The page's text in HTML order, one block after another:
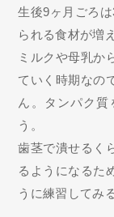
生後9ヶ月ごろ
られる食材が増
ミルクや母乳か
ていく時期なの
ん。タンパク質
う。
歯茎で潰せるく
るようになるた
うに練習してみ